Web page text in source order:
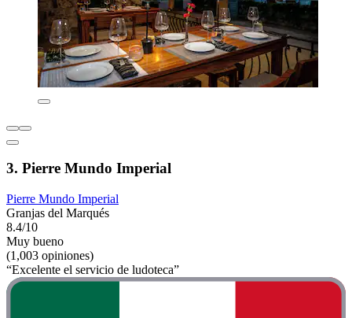
3. Pierre Mundo Imperial
Pierre Mundo Imperial
Granjas del Marqués
8.4/10
Muy bueno
(1,003 opiniones)
“Excelente el servicio de ludoteca”